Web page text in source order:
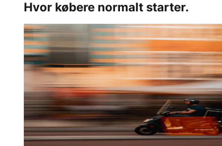
Hvor købere normalt starter.